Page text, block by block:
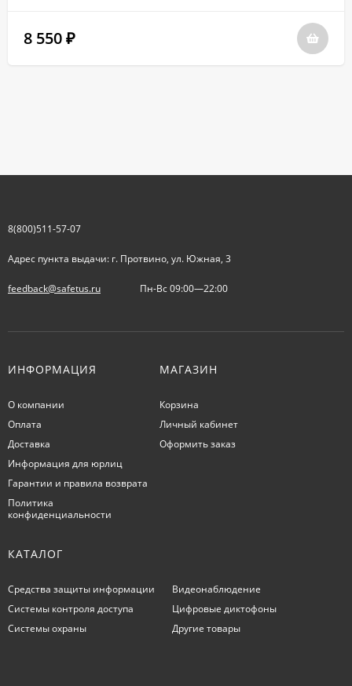
8 550 ₽
8(800)511-57-07
Адрес пункта выдачи: г. Протвино, ул. Южная, 3
feedback@safetus.ru Пн-Вс 09:00—22:00
ИНФОРМАЦИЯ
О компании
Оплата
Доставка
Информация для юрлиц
Гарантии и правила возврата
Политика
конфиденциальности
МАГАЗИН
Корзина
Личный кабинет
Оформить заказ
КАТАЛОГ
Средства защиты информации
Системы контроля доступа
Системы охраны
Видеонаблюдение
Цифровые диктофоны
Другие товары